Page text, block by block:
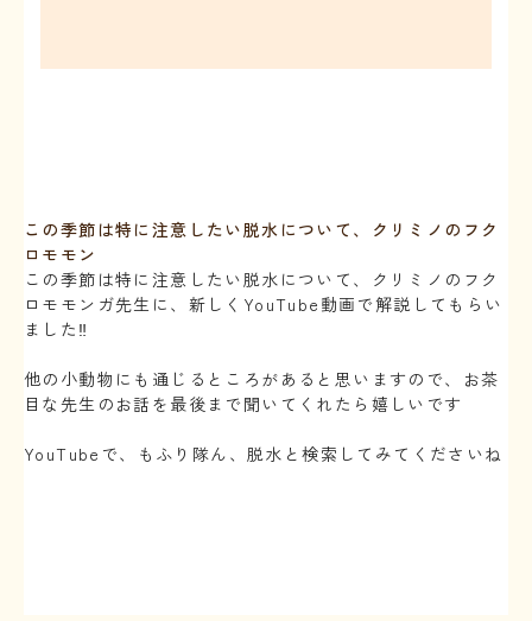
この季節は特に注意したい脱水について、クリミノのフク
ロモモン
この季節は特に注意したい脱水について、クリミノのフク
ロモモンガ先生に、新しくYouTube動画で解説してもらい
ました‼️
他の小動物にも通じるところがあると思いますので、お茶
目な先生のお話を最後まで聞いてくれたら嬉しいです
YouTubeで、もふり隊ん、脱水と検索してみてくださいね